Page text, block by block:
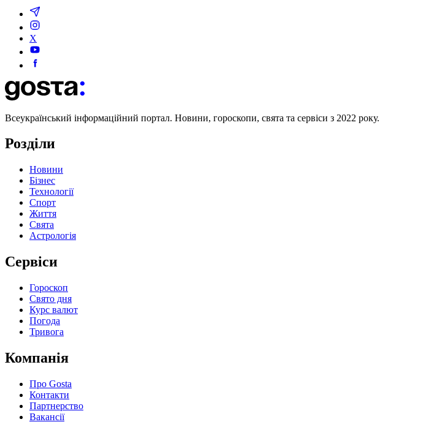
X
Всеукраїнський інформаційний портал. Новини, гороскопи, свята та сервіси з 2022 року.
Розділи
Новини
Бізнес
Технології
Спорт
Життя
Свята
Астрологія
Сервіси
Гороскоп
Свято дня
Курс валют
Погода
Тривога
Компанія
Про Gosta
Контакти
Партнерство
Вакансії